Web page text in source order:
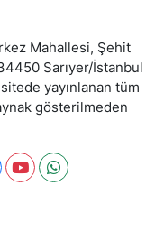
Mahallesi, Şehit
Sarıyer/İstanbul
yayınlanan tüm
gösterilmeden